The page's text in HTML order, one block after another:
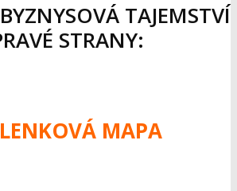
TAJEMSTVÍ
STRANY:
MAPA